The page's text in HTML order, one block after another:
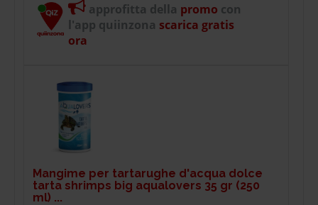
approfitta della promo con
l'app quiinzona scarica gratis
ora
Mangime per tartarughe d'acqua dolce
tarta shrimps big aqualovers 35 gr (250
ml) ...